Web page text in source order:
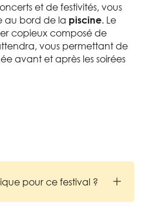
et de festivités, vous
au bord de la piscine. Le
copieux composé de
vous permettant de
avant et après les soirées
pour ce festival ?